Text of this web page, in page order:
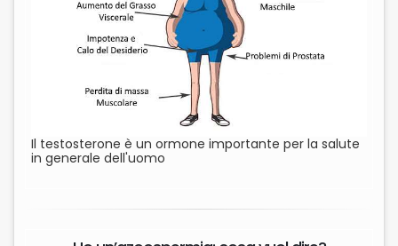
Il testosterone è un ormone importante per la salute
in generale dell'uomo